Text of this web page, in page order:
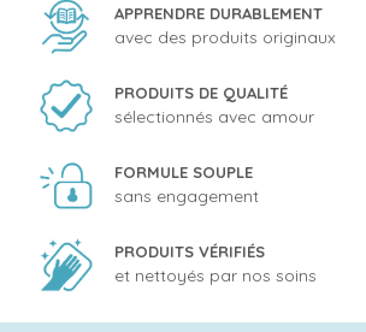
APPRENDRE DURABLEMENT
avec des produits originaux
PRODUITS DE QUALITÉ
sélectionnés avec amour
FORMULE SOUPLE
sans engagement
PRODUITS VÉRIFIÉS
et nettoyés par nos soins